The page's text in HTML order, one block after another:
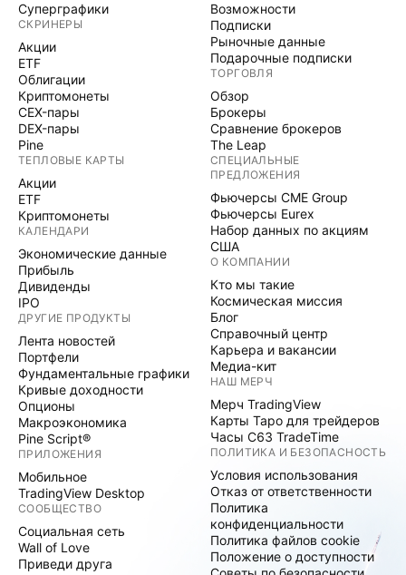
Суперграфики
СКРИНЕРЫ
Акции
ETF
Облигации
Криптомонеты
CEX-пары
DEX-пары
Pine
ТЕПЛОВЫЕ КАРТЫ
Акции
ETF
Криптомонеты
КАЛЕНДАРИ
Экономические данные
Прибыль
Дивиденды
IPO
ДРУГИЕ ПРОДУКТЫ
Лента новостей
Портфели
Фундаментальные графики
Кривые доходности
Опционы
Макроэкономика
Pine Script®
ПРИЛОЖЕНИЯ
Мобильное
TradingView Desktop
СООБЩЕСТВО
Социальная сеть
Wall of Love
Приведи друга
Возможности
Подписки
Рыночные данные
Подарочные подписки
ТОРГОВЛЯ
Обзор
Брокеры
Сравнение брокеров
The Leap
СПЕЦИАЛЬНЫЕ
ПРЕДЛОЖЕНИЯ
Фьючерсы CME Group
Фьючерсы Eurex
Набор данных по акциям
США
О КОМПАНИИ
Кто мы такие
Космическая миссия
Блог
Справочный центр
Карьера и вакансии
Медиа-кит
НАШ МЕРЧ
Мерч TradingView
Карты Таро для трейдеров
Часы C63 TradeTime
ПОЛИТИКА И БЕЗОПАСНОСТЬ
Условия использования
Отказ от ответственности
Политика
конфиденциальности
Политика файлов cookie
Положение о доступности